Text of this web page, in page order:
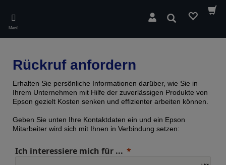
main
content
Menü
Suchen
Rückruf anfordern
Erhalten Sie persönliche Informationen darüber, wie Sie in
Ihrem Unternehmen mit Hilfe der zuverlässigen Produkte von
Epson gezielt Kosten senken und effizienter arbeiten können.
Geben Sie unten Ihre Kontaktdaten ein und ein Epson
Mitarbeiter wird sich mit Ihnen in Verbindung setzen:
Ich interessiere mich für ...